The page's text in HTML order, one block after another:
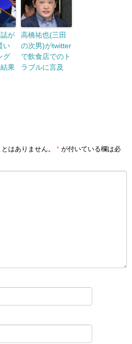
が
い
グ
果
高橋祐也(三田
の次男)がtwitter
で飲食店でのト
ラブルに言及
はありません。 * が付いている欄は必